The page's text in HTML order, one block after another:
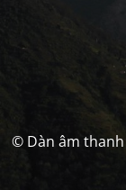
© Dàn âm